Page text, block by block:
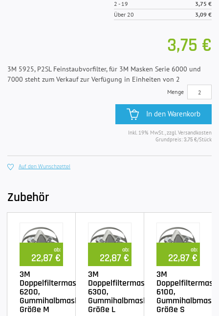
2 - 19
3,75 €
Über 20
3,09 €
3,75 €
3M 5925, P2SL Feinstaubvorfilter, für 3M Masken Serie 6000 und
7000 steht zum Verkauf zur Verfügung in Einheiten von 2
Menge
In den Warenkorb
Inkl. 19% MwSt., zzgl. Versandkosten
Grundpreis: 3,75 €/Stück
Auf den Wunschzettel
Zubehör
ab:
22,87 €
3M
Doppelfiltermaske
6200,
Gummihalbmaske
Größe M
ab:
22,87 €
3M
Doppelfiltermaske
6300,
Gummihalbmaske
Größe L
ab:
22,87 €
3M
6100,
Größe S